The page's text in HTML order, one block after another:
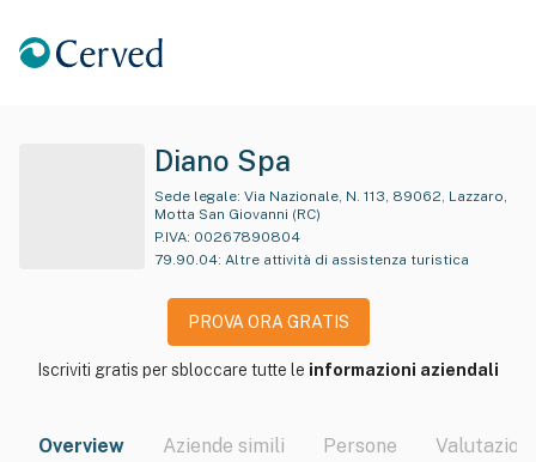
Diano Spa
Sede legale:
Motta San Giovanni (RC)
P.IVA: 00267890804
79.90.04: Altre attività di assistenza turistica
PROVA ORA GRATIS
Iscriviti gratis per sbloccare tutte le informazioni aziendali
Overview Aziende simili Persone Valutazioni